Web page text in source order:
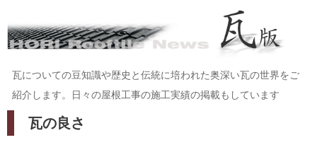
瓦についての豆知識や歴史と伝統に培われた奥深い瓦の世界をご
紹介します。日々の屋根工事の施工実績の掲載もしています
瓦の良さ